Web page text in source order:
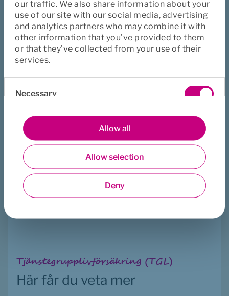
our traffic. We also share information about your
use of our site with our social media, advertising
and analytics partners who may combine it with
other information that you’ve provided to them
or that they’ve collected from your use of their
services.
Selection
Necessary
Preferences
Statistics
Marketing
Allow all
Allow selection
Deny
deras försäkringar.
Logga in
Använd appen
Dina försäkringar i mobilen
Hantera dina försäkringsärenden och sök vård i vår
Läs mer om appen
Köpa försäkringen
Våra försäkringar köps genom försäkringsförmedlare
eller någon av våra partners.
Tjänstegrupplivförsäkring (TGL)
Här får du veta mer